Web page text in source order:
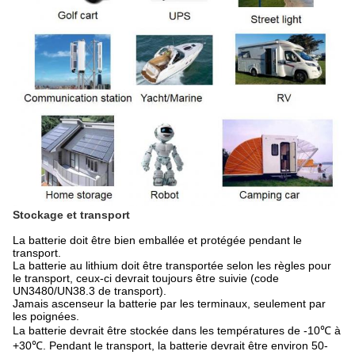
Stockage et transport
La batterie doit être bien emballée et protégée pendant le
transport.
La batterie au lithium doit être transportée selon les règles pour
le transport, ceux-ci devrait toujours être suivie (code
UN3480/UN38.3 de transport).
Jamais ascenseur la batterie par les terminaux, seulement par
les poignées.
La batterie devrait être stockée dans les températures de -10℃ à
+30℃. Pendant le transport, la batterie devrait être environ 50-